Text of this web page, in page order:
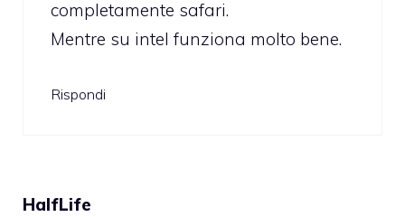
completamente safari.
Mentre su intel funziona molto bene.
Rispondi
HalfLife